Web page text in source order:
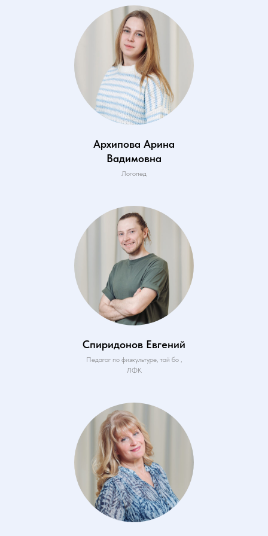
Архипова Арина
Вадимовна
Логопед
Спиридонов Евгений
Педагог по физкультуре, тай бо ,
ЛФК